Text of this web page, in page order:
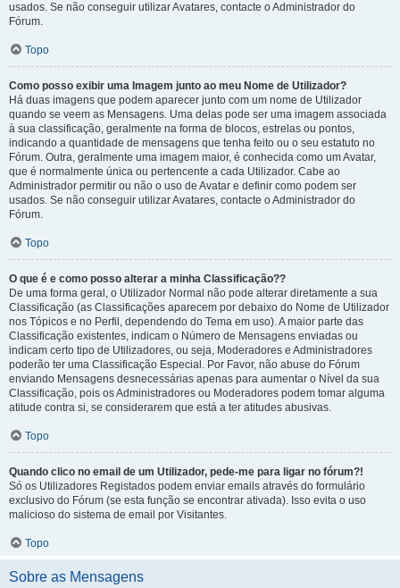
usados. Se não conseguir utilizar Avatares, contacte o Administrador do
Fórum.
Topo
Como posso exibir uma Imagem junto ao meu Nome de Utilizador?
Há duas imagens que podem aparecer junto com um nome de Utilizador
quando se veem as Mensagens. Uma delas pode ser uma imagem associada
à sua classificação, geralmente na forma de blocos, estrelas ou pontos,
indicando a quantidade de mensagens que tenha feito ou o seu estatuto no
Fórum. Outra, geralmente uma imagem maior, é conhecida como um Avatar,
que é normalmente única ou pertencente a cada Utilizador. Cabe ao
Administrador permitir ou não o uso de Avatar e definir como podem ser
usados. Se não conseguir utilizar Avatares, contacte o Administrador do
Fórum.
Topo
O que é e como posso alterar a minha Classificação??
De uma forma geral, o Utilizador Normal não pode alterar diretamente a sua
Classificação (as Classificações aparecem por debaixo do Nome de Utilizador
nos Tópicos e no Perfil, dependendo do Tema em uso). A maior parte das
Classificação existentes, indicam o Número de Mensagens enviadas ou
indicam certo tipo de Utilizadores, ou seja, Moderadores e Administradores
poderão ter uma Classificação Especial. Por Favor, não abuse do Fórum
enviando Mensagens desnecessárias apenas para aumentar o Nível da sua
Classificação, pois os Administradores ou Moderadores podem tomar alguma
atitude contra si, se considerarem que está a ter atitudes abusivas.
Topo
Quando clico no email de um Utilizador, pede-me para ligar no fórum?!
Só os Utilizadores Registados podem enviar emails através do formulário
exclusivo do Fórum (se esta função se encontrar ativada). Isso evita o uso
malicioso do sistema de email por Visitantes.
Topo
Sobre as Mensagens